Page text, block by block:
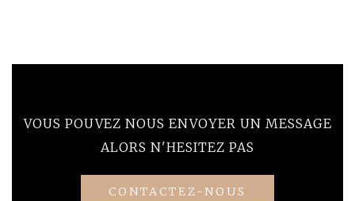
VOUS POUVEZ NOUS ENVOYER UN MESSAGE
ALORS N'HESITEZ PAS
CONTACTEZ-NOUS